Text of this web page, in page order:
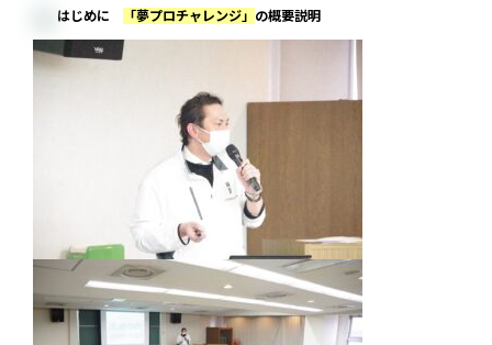
はじめに 「夢プロチャレンジ」 の概要説明